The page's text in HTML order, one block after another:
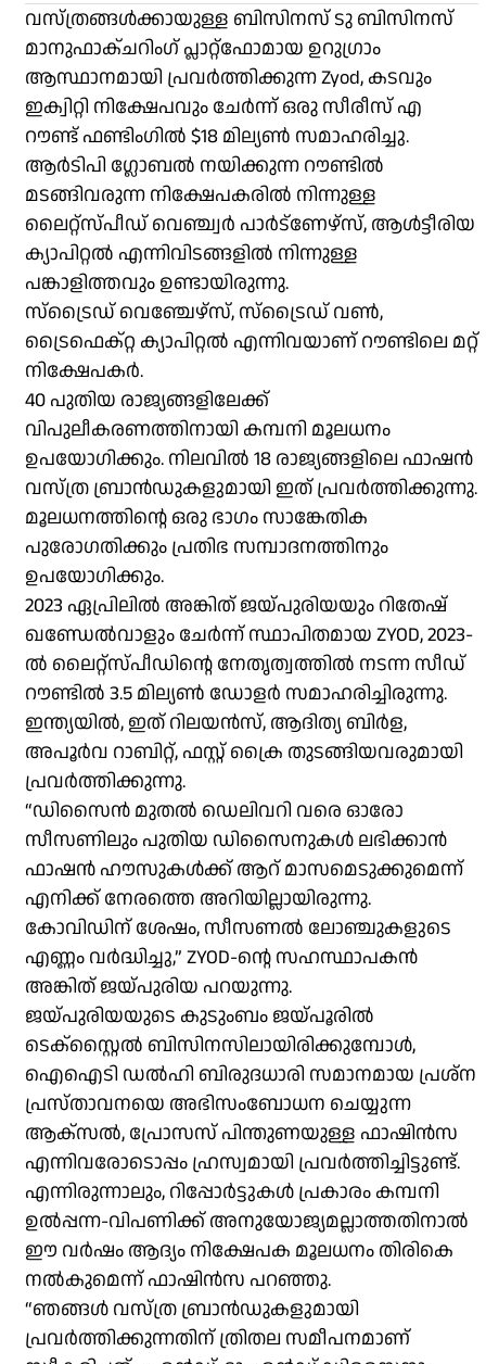
സമാഹരിക്കുന്നു
വസ്ത്രങ്ങൾക്കായുള്ള ബിസിനസ് ടു ബിസിനസ്
മാനുഫാക്ചറിംഗ് പ്ലാറ്റ്‌ഫോമായ ഉറുഗ്രാം
ആസ്ഥാനമായി പ്രവർത്തിക്കുന്ന Zyod, കടവും
ഇക്വിറ്റി നിക്ഷേപവും ചേർന്ന് ഒരു സീരീസ് എ
റൗണ്ട് ഫണ്ടിംഗിൽ $18 മില്യൺ സമാഹരിച്ചു.
ആർടിപി ഗ്ലോബൽ നയിക്കുന്ന റൗണ്ടിൽ
മടങ്ങിവരുന്ന നിക്ഷേപകരിൽ നിന്നുള്ള
ലൈറ്റ്‌സ്പീഡ് വെഞ്ച്വർ പാർട്‌ണേഴ്‌സ്, ആൾട്ടീരിയ
ക്യാപിറ്റൽ എന്നിവിടങ്ങളിൽ നിന്നുള്ള
പങ്കാളിത്തവും ഉണ്ടായിരുന്നു.
സ്‌ട്രൈഡ് വെഞ്ചേഴ്‌സ്, സ്‌ട്രൈഡ് വൺ,
ട്രൈഫെക്റ്റ ക്യാപിറ്റൽ എന്നിവയാണ് റൗണ്ടിലെ മറ്റ്
നിക്ഷേപകർ.
40 പുതിയ രാജ്യങ്ങളിലേക്ക്
വിപുലീകരണത്തിനായി കമ്പനി മൂലധനം
ഉപയോഗിക്കും. നിലവിൽ 18 രാജ്യങ്ങളിലെ ഫാഷൻ
വസ്ത്ര ബ്രാൻഡുകളുമായി ഇത് പ്രവർത്തിക്കുന്നു.
മൂലധനത്തിൻ്റെ ഒരു ഭാഗം സാങ്കേതിക
പുരോഗതിക്കും പ്രതിഭ സമ്പാദനത്തിനും
ഉപയോഗിക്കും.
2023 ഏപ്രിലിൽ അങ്കിത് ജയ്പുരിയയും റിതേഷ്
ഖണ്ഡേൽവാളും ചേർന്ന് സ്ഥാപിതമായ ZYOD, 2023-
ൽ ലൈറ്റ്‌സ്പീഡിൻ്റെ നേതൃത്വത്തിൽ നടന്ന സീഡ്
റൗണ്ടിൽ 3.5 മില്യൺ ഡോളർ സമാഹരിച്ചിരുന്നു.
ഇന്ത്യയിൽ, ഇത് റിലയൻസ്, ആദിത്യ ബിർള,
അപൂർവ റാബിറ്റ്, ഫസ്റ്റ് ക്രൈ തുടങ്ങിയവരുമായി
പ്രവർത്തിക്കുന്നു.
“ഡിസൈൻ മുതൽ ഡെലിവറി വരെ ഓരോ
സീസണിലും പുതിയ ഡിസൈനുകൾ ലഭിക്കാൻ
ഫാഷൻ ഹൗസുകൾക്ക് ആറ് മാസമെടുക്കുമെന്ന്
എനിക്ക് നേരത്തെ അറിയില്ലായിരുന്നു.
കോവിഡിന് ശേഷം, സീസണൽ ലോഞ്ചുകളുടെ
എണ്ണം വർദ്ധിച്ചു,” ZYOD-ൻ്റെ സഹസ്ഥാപകൻ
അങ്കിത് ജയ്പുരിയ പറയുന്നു.
ജയ്പുരിയയുടെ കുടുംബം ജയ്പൂരിൽ
ടെക്‌സ്റ്റൈൽ ബിസിനസിലായിരിക്കുമ്പോൾ,
ഐഐടി ഡൽഹി ബിരുദധാരി സമാനമായ പ്രശ്‌ന
പ്രസ്താവനയെ അഭിസംബോധന ചെയ്യുന്ന
ആക്‌സൽ, പ്രോസസ് പിന്തുണയുള്ള ഫാഷിൻസ
എന്നിവരോടൊപ്പം ഹ്രസ്വമായി പ്രവർത്തിച്ചിട്ടുണ്ട്.
എന്നിരുന്നാലും, റിപ്പോർട്ടുകൾ പ്രകാരം കമ്പനി
ഉൽപ്പന്ന-വിപണിക്ക് അനുയോജ്യമല്ലാത്തതിനാൽ
ഈ വർഷം ആദ്യം നിക്ഷേപക മൂലധനം തിരികെ
നൽകുമെന്ന് ഫാഷിൻസ പറഞ്ഞു.
“ഞങ്ങൾ വസ്ത്ര ബ്രാൻഡുകളുമായി
പ്രവർത്തിക്കുന്നതിന് ത്രിതല സമീപനമാണ്